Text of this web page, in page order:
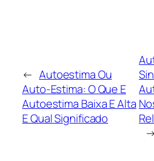
← Autoestima Ou
Auto-Estima: O Que E
Autoestima Baixa E Alta
E Qual Significado
→